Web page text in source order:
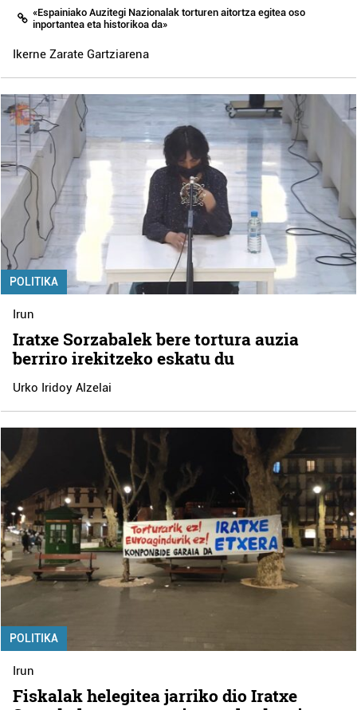
«Espainiako Auzitegi Nazionalak torturen aitortza egitea oso
inportantea eta historikoa da»
Ikerne Zarate Gartziarena
POLITIKA
Irun
Iratxe Sorzabalek bere tortura auzia
berriro irekitzeko eskatu du
Urko Iridoy Alzelai
POLITIKA
Irun
Fiskalak helegitea jarriko dio Iratxe